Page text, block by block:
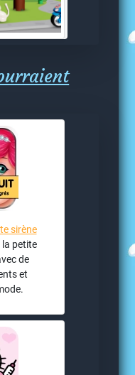
sirène
la petite
de
et